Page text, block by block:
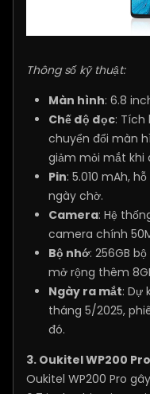
Thông số kỹ thuật:
Màn hình: 6.8
Chế độ đọc: Tích
chuyển đổi màn
giảm mỏi mắt khi
Pin: 5.010 mAh,
ngày chờ.
Camera: Hệ
camera chính
Bộ nhớ: 256GB
mở rộng thêm
Ngày ra mắt: Dự
tháng 5/2025,
đó.
3. Oukitel WP200 Pro
Oukitel WP200 Pro